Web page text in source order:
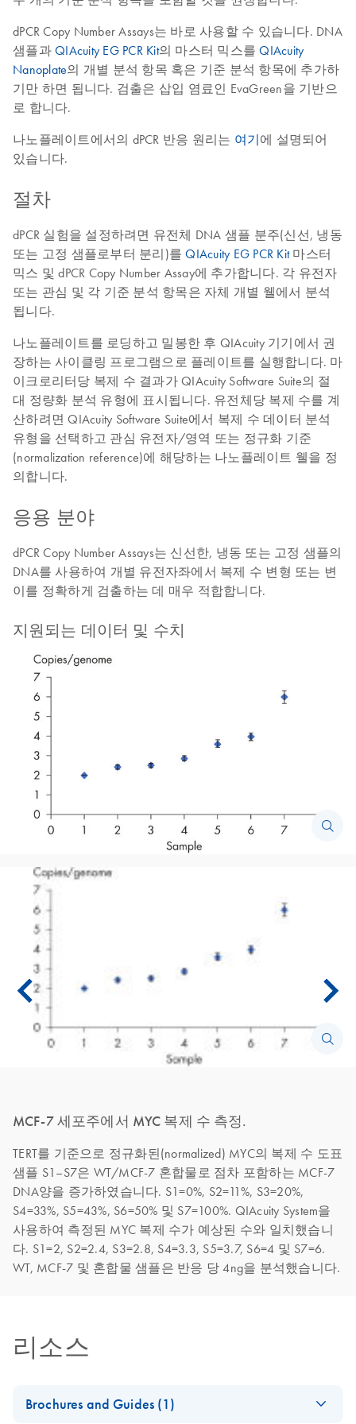
dPCR Copy Number Assays는 바로 사용할 수 있습니다. DNA
샘플과 QIAcuity EG PCR Kit의 마스터 믹스를QIAcuity
Nanoplate의 개별 분석 항목 혹은 기준 분석 항목에 추가하
기만 하면 됩니다. 검출은 삽입 염료인 EvaGreen을 기반으
로 합니다.
나노플레이트에서의 dPCR 반응 원리는 여기에 설명되어
있습니다.
절차
dPCR 실험을 설정하려면 유전체 DNA 샘플 분주(신선, 냉동
또는 고정 샘플로부터 분리)를QIAcuity EG PCR Kit마스터
믹스 및 dPCR Copy Number Assay에 추가합니다. 각 유전자
또는 관심 및 각 기준 분석 항목은 자체 개별 웰에서 분석
됩니다.
나노플레이트를 로딩하고 밀봉한 후 QIAcuity 기기에서 권
장하는 사이클링 프로그램으로 플레이트를 실행합니다. 마
이크로리터당 복제 수 결과가 QIAcuity Software Suite의 절
대 정량화 분석 유형에 표시됩니다. 유전체당 복제 수를 계
산하려면 QIAcuity Software Suite에서 복제 수 데이터 분석
유형을 선택하고 관심 유전자/영역 또는 정규화 기준
(normalization reference)에 해당하는 나노플레이트 웰을 정
의합니다.
응용 분야
dPCR Copy Number Assays는 신선한, 냉동 또는 고정 샘플의
DNA를 사용하여 개별 유전자좌에서 복제 수 변형 또는 변
이를 정확하게 검출하는 데 매우 적합합니다.
지원되는 데이터 및 수치
MCF-7 세포주에서 MYC 복제 수 측정.
TERT를 기준으로 정규화된(normalized) MYC의 복제 수 도표
샘플 S1–S7은 WT/MCF-7 혼합물로 점차 포함하는 MCF-7
DNA양을 증가하였습니다. S1=0%, S2=11%, S3=20%,
S4=33%, S5=43%, S6=50% 및 S7=100%. QIAcuity System을
사용하여 측정된 MYC 복제 수가 예상된 수와 일치했습니
다. S1=2, S2=2.4, S3=2.8, S4=3.3, S5=3.7, S6=4 및 S7=6.
WT, MCF-7 및 혼합물 샘플은 반응 당 4ng을 분석했습니다.
리소스
Brochures and Guides (1)